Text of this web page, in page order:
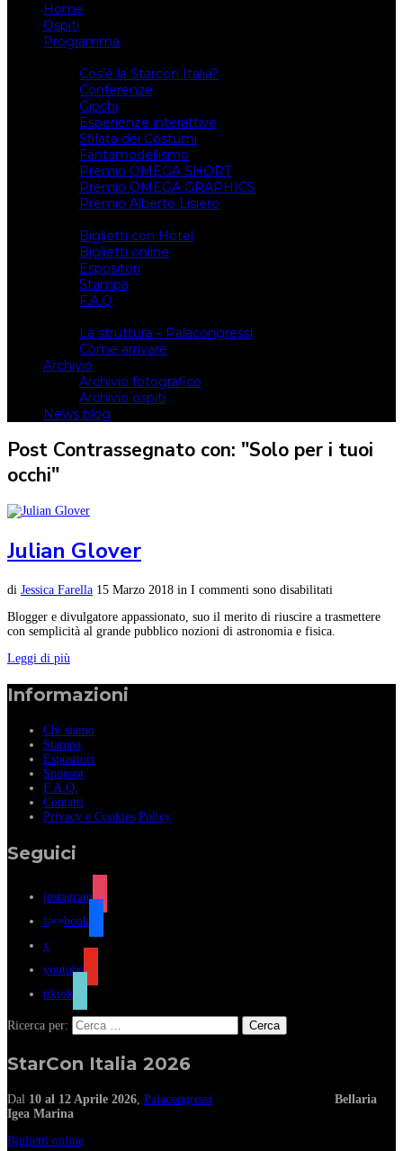
Home
Ospiti
Programma
Cos’è la Starcon Italia?
Conferenze
Giochi
Esperienze interattive
Sfilata dei Costumi
Fantamodellismo
Premio OMEGA SHORT
Premio OMEGA GRAPHICS
Premio Alberto Lisiero
Biglietti con Hotel
Biglietti online
Espositori
Stampa
F.A.Q.
La struttura – Palacongressi
Come arrivare
Archivio
Archivio fotografico
Archivio ospiti
News blog
Post Contrassegnato con: "Solo per i tuoi
occhi"
Julian Glover
di Jessica Farella 15 Marzo 2018 in I commenti sono disabilitati
Blogger e divulgatore appassionato, suo il merito di riuscire a trasmettere
con semplicità al grande pubblico nozioni di astronomia e fisica.
Leggi di più
Informazioni
Chi siamo
Stampa
Espositori
Sponsor
F.A.Q.
Contatti
Privacy e Cookies Policy
Seguici
instagram
facebook
x
youtube
tiktok
Ricerca per:
StarCon Italia 2026
Dal 10 al 12 Aprile 2026 Palacongressi
Bellaria
Igea Marina
Biglietti online